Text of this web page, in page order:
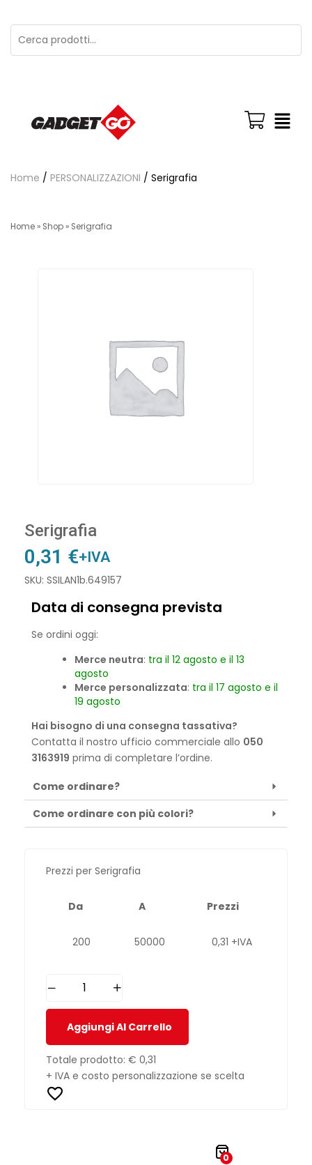
Home / PERSONALIZZAZIONI / Serigrafia
Home » Shop » Serigrafia
Serigrafia
0,31 €+IVA
SKU: SSILAN1b.649157
Data di consegna prevista
Se ordini oggi:
Merce neutra: tra il 12 agosto e il 13
agosto
Merce personalizzata: tra il 17 agosto e il
19 agosto
Hai bisogno di una consegna tassativa?
Contatta il nostro ufficio commerciale allo 050
3163919 prima di completare l’ordine.
Come ordinare?
Come ordinare con più colori?
Prezzi per Serigrafia
Da A Prezzi
200 50000 0,31 +IVA
Aggiungi Al Carrello
Totale prodotto: € 0,31
+ IVA e costo personalizzazione se scelta
0